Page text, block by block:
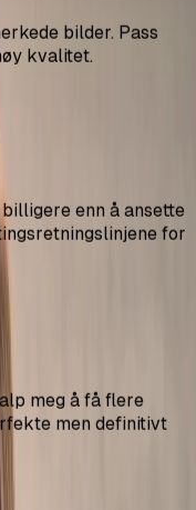
meg å få flere
men definitivt
er solide. De
mine ekte bilder.
selfier. Får mye mer
profilen